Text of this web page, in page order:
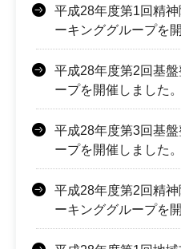
平成28年度第1回精
ーキンググループを
平成28年度第2回基
ープを開催しました。
平成28年度第3回基
ープを開催しました。
平成28年度第2回精
ーキンググループを